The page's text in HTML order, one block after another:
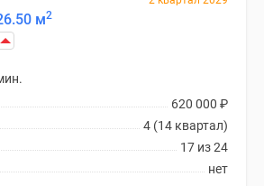
м2
620 000 ₽
4 (14 квартал)
17 из 24
нет